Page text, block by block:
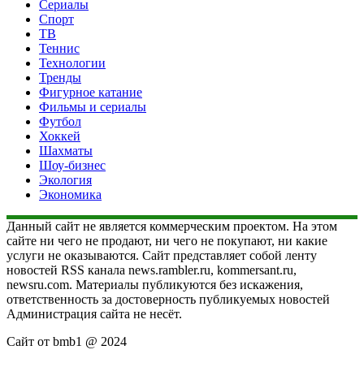
Сериалы
Спорт
ТВ
Теннис
Технологии
Тренды
Фигурное катание
Фильмы и сериалы
Футбол
Хоккей
Шахматы
Шоу-бизнес
Экология
Экономика
Данный сайт не является коммерческим проектом. На этом
сайте ни чего не продают, ни чего не покупают, ни какие
услуги не оказываются. Сайт представляет собой ленту
новостей RSS канала news.rambler.ru, kommersant.ru,
newsru.com. Материалы публикуются без искажения,
ответственность за достоверность публикуемых новостей
Администрация сайта не несёт.
Сайт от bmb1 @ 2024